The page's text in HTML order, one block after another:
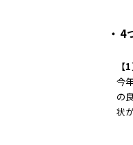
・4
【
今
の
状